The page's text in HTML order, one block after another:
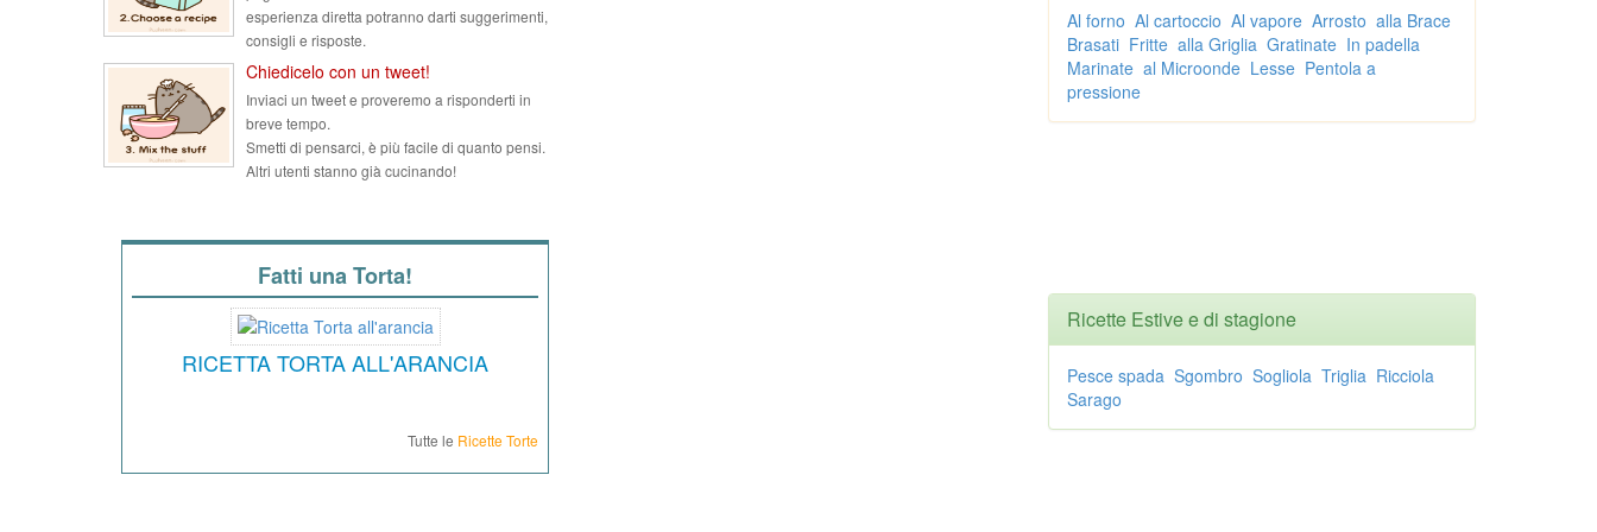
esperienza diretta potranno darti suggerimenti,
consigli e risposte.
Chiedicelo con un tweet!
Inviaci un tweet e proveremo a risponderti in
breve tempo.
Smetti di pensarci, è più facile di quanto pensi.
Altri utenti stanno già cucinando!
Fatti una Torta!
RICETTA TORTA ALL'ARANCIA
Tutte le Ricette Torte
Al forno Al cartoccio Al vapore Arrosto alla Brace
Brasati Fritte alla Griglia Gratinate In padella
Marinate al Microonde Lesse Pentola a
pressione
Ricette Estive e di stagione
Pesce spada Sgombro Sogliola Triglia Ricciola
Sarago